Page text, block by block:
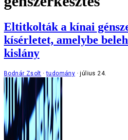
Eltitkolták a kínai
kísérletet, amelybe
kislány
Bodnár Zsolt tudomány július 24.